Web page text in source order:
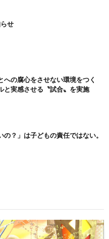
せ
への腐心をさせない環境をつく
と実感させる〝試合〟を実施
の？」は子どもの責任ではない。